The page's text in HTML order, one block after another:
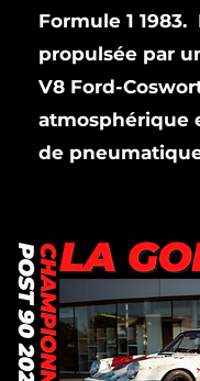
Formule 1 1983.
propulsée par
V8 Ford-
atmosphérique
de